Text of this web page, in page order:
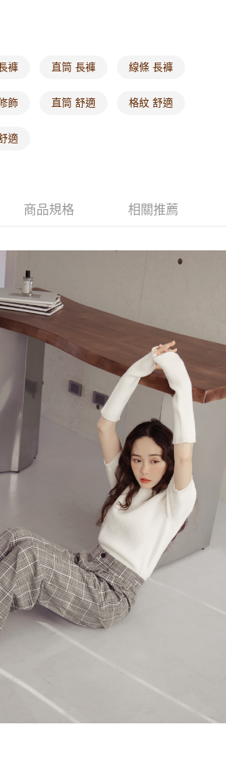
含以上)免運費
專屬 查看運費
褲 直筒 長褲 線條 長褲
飾 直筒 舒適 格紋 舒適
適
商品規格 相關推薦